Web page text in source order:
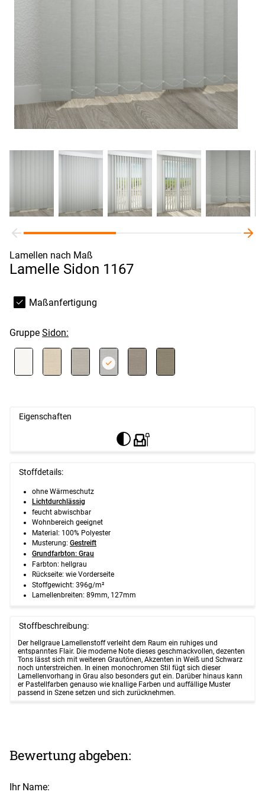
Lamellen nach Maß
Lamelle Sidon 1167
Maßanfertigung
Gruppe Sidon:
Eigenschaften
Stoffdetails:
ohne Wärmeschutz
Lichtdurchlässig
feucht abwischbar
Wohnbereich geeignet
Material: 100% Polyester
Musterung: Gestreift
Grundfarbton: Grau
Farbton: hellgrau
Rückseite: wie Vorderseite
Stoffgewicht: 396g/m²
Lamellenbreiten: 89mm, 127mm
Stoffbeschreibung:
Der hellgraue Lamellenstoff verleiht dem Raum ein ruhiges und
entspanntes Flair. Die moderne Note dieses geschmackvollen, dezenten
Tons lässt sich mit weiteren Grautönen, Akzenten in Weiß und Schwarz
noch unterstreichen. In einen monochromen Stil fügt sich dieser
Lamellenvorhang in Grau also besonders gut ein. Darüber hinaus kann
er Pastellfarben genauso wie knallige Farben und auffällige Muster
passend in Szene setzen und sich zurücknehmen.
Bewertung abgeben:
Ihr Name: